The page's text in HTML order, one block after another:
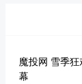
魔投网 雪季
幕